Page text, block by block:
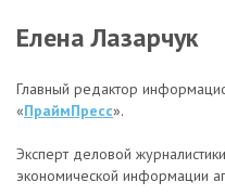
Елена Лазарчук
Главный редактор
«ПраймПресс».
Эксперт деловой
экономической информации